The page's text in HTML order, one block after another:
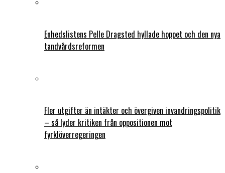
Enhedslistens Pelle Dragsted hyllade hoppet och den nya
tandvårdsreformen
Fler utgifter än intäkter och övergiven invandringspolitik
– så lyder kritiken från oppositionen mot
fyrklöverregeringen